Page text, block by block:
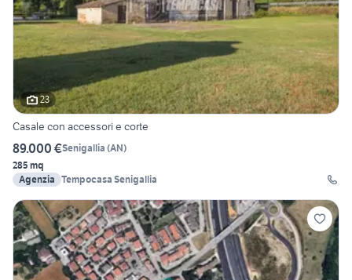
23
Casale con accessori e corte
89.000 €Senigallia (AN)
285 mq
Agenzia Tempocasa Senigallia